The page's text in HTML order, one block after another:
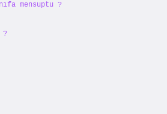
mensuptu ?
?